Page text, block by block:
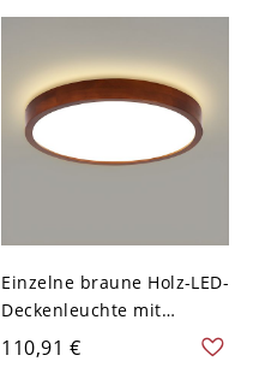
Deckenleuchte - Grün
Einzelne braune Holz-LED-
Deckenleuchte mit
weißem Acrylschirm -
110V-120V 30,48 cm
110,91 €